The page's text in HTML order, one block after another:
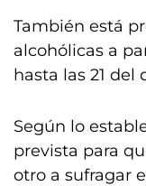
También está
alcohólicas a
hasta las 21 del
Según lo
prevista para
otro a sufragar